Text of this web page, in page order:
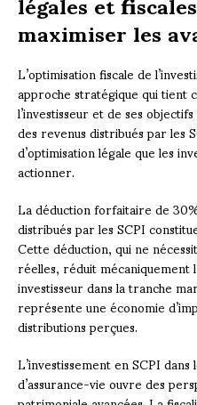
maximiser les
L’optimisation fiscale de
approche stratégique qui tient
l’investisseur et de ses
des revenus distribués par les
d’optimisation légale que les
actionner.
La déduction forfaitaire de
distribués par les SCPI
Cette déduction, qui ne
réelles, réduit mécaniquement
investisseur dans la tranche
représente une économie
distributions perçues.
L’investissement en SCPI
d’assurance-vie ouvre des